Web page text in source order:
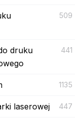
509
druku
441
1135
laserowej 447